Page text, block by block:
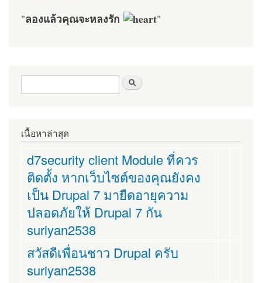
"ลองแล้วคุณจะหลงรัก "
ฟอร์มค้นหา
เนื้อหาล่าสุด
d7security client Module ที่ควร
ติดตั้ง หากเว็บไซต์ของคุณยังคง
เป็น Drupal 7 มายืดอายุความ
ปลอดภัยให้ Drupal 7 กัน
suriyan2538
สวัสดีเพื่อนชาว Drupal ครับ
suriyan2538